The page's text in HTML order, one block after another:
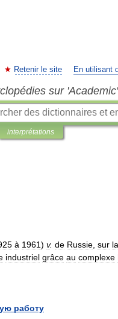
Retenir le site En utilisant
sur 'Academic'
interprétations
à 1961) v. de Russie sur la
industriel grâce au complexe
работу